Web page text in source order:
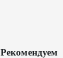
Рекомендуем